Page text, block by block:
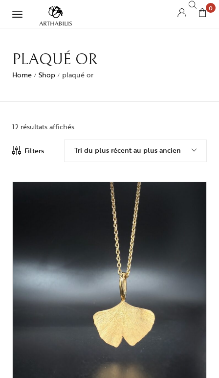
0
PLAQUÉ OR
Home / Shop / plaqué or
12 résultats affichés
Filters Tri du plus récent au plus ancien